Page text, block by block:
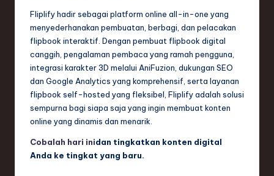
Fliplify hadir sebagai platform online all-in-one yang
menyederhanakan pembuatan, berbagi, dan pelacakan
flipbook interaktif. Dengan pembuat flipbook digital
canggih, pengalaman pembaca yang ramah pengguna,
integrasi karakter 3D melalui AniFuzion, dukungan SEO
dan Google Analytics yang komprehensif, serta layanan
flipbook self-hosted yang fleksibel, Fliplify adalah solusi
sempurna bagi siapa saja yang ingin membuat konten
online yang dinamis dan menarik.
Cobalah hari inidan tingkatkan konten digital
Anda ke tingkat yang baru.